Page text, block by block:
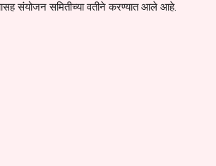
संयोजन समितीच्या वतीने करण्यात आले आहे.